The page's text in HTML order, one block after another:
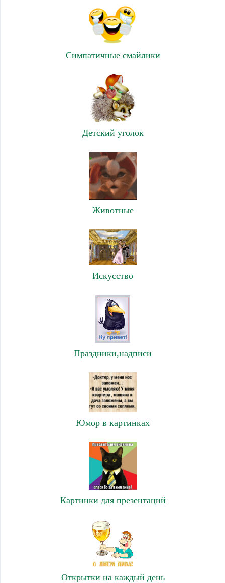
Симпатичные смайлики
Детский уголок
Животные
Искусство
Праздники,надписи
Юмор в картинках
Картинки для презентаций
Открытки на каждый день